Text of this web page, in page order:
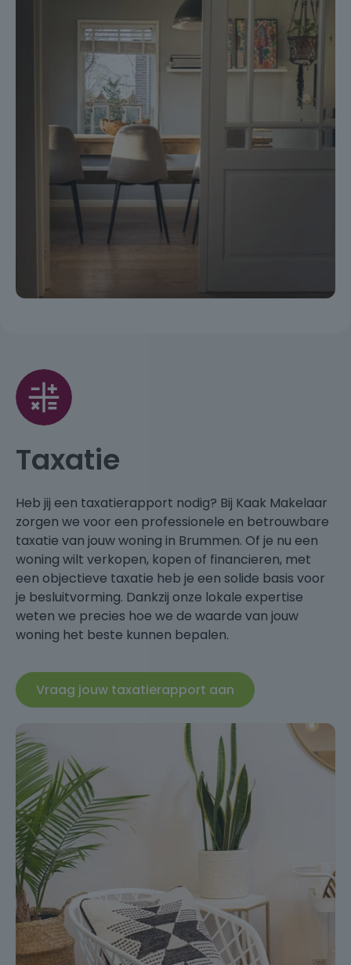
Taxatie
Heb jij een taxatierapport nodig? Bij Kaak Makelaar
zorgen we voor een professionele en betrouwbare
taxatie van jouw woning in Brummen. Of je nu een
woning wilt verkopen, kopen of financieren, met
een objectieve taxatie heb je een solide basis voor
je besluitvorming. Dankzij onze lokale expertise
weten we precies hoe we de waarde van jouw
woning het beste kunnen bepalen.
Vraag jouw taxatierapport aan